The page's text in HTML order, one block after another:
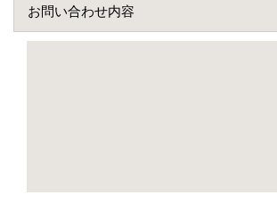
お問い合わせ内容